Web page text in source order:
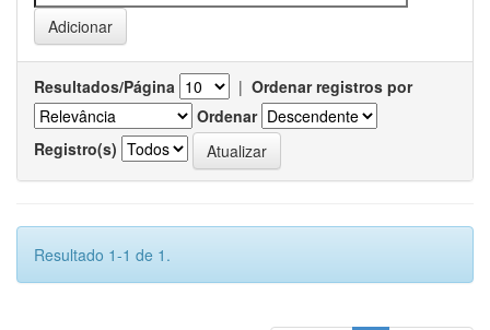
Resultados/Página | Ordenar registros por
Ordenar
Registro(s)
Resultado 1-1 de 1.